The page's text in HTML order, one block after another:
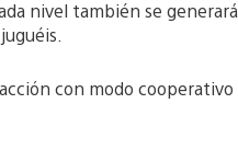
nivel también se generará
con modo cooperativo